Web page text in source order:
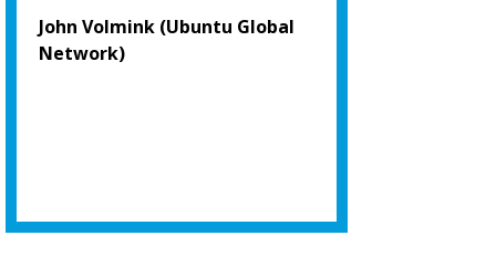
John Volmink (Ubuntu Global
Network)